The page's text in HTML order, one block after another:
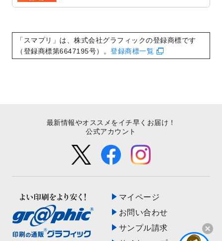
2022/9/5
喪中はがきのデザインテンプレートを公開
2022/8/24
印刷用データの解像度
を引き上げまし
た！
「スマプリ」は、株式会社グラフィックの登録商標です
（登録商標第6647195号）。 登録商標一覧
マイページ
お問い合わせ
サンプル請求
最新情報やオススメをイチ早くお届け！
公式アカウント